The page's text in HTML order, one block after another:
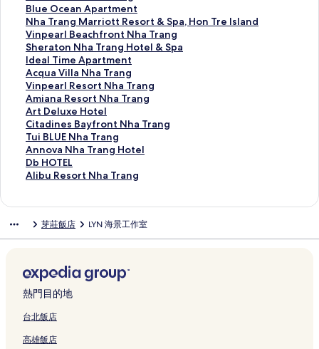
a
n
g
H
o
t
e
l
的
連
結
結
a
n
e
N
h
a
T
r
a
n
g
H
o
t
連
結
a
y
H
o
t
e
l
的
連
結
e
s
o
r
t
的
連
結
B
o
u
t
i
q
u
e
H
o
t
e
l
N
a
的
連
結
H
o
t
e
l
N
h
a
T
r
a
n
g
的
d
o
N
h
a
T
r
a
n
g
H
o
t
e
結
o
r
a
m
a
B
e
a
c
h
f
r
o
n
T
n
g
b
y
Y
n
p
e
a
r
l
R
e
s
o
r
t
&
S
a
a
n
g
B
y
r
b
i
t
H
o
t
e
l
N
h
a
T
r
的
連
Blue Ocean Apartment
B
l
u
e
O
c
e
a
n
A
p
a
r
t
的
Nha Trang Marriott Resort & Spa, Hon Tre Island
N
h
a
T
r
a
n
g
M
a
r
r
i
e
r
t
&
S
a
Vinpearl Beachfront Nha Trang
V
i
n
p
e
a
r
l
B
e
a
c
n
h
a
T
r
n
Sheraton Nha Trang Hotel & Spa
S
h
e
r
a
t
o
n
N
h
a
g
t
e
l
&
p
Ideal Time Apartment
I
d
e
a
l
T
i
m
e
A
m
t
的
連
結
Acqua Villa Nha Trang
A
c
q
u
a
V
i
l
l
T
n
g
的
連
Vinpearl Resort Nha Trang
V
i
n
p
e
a
r
l
r
h
a
T
r
n
Amiana Resort Nha Trang
A
m
i
a
n
a
R
t
a
T
r
a
g
Art Deluxe Hotel
A
r
t
D
e
l
o
l
的
連
結
Citadines Bayfront Nha Trang
C
i
t
a
d
B
f
r
o
n
N
Tui BLUE Nha Trang
T
u
i
B
h
r
a
n
g
連
Annova Nha Trang Hotel
A
n
n
h
r
a
n
g
o
Db HOTEL
D
b
L
結
Alibu Resort Nha Trang
A
R
o
r
t
N
a
芽莊飯店 LYN 海景工作室
熱門目的地
台北飯店
高雄飯店